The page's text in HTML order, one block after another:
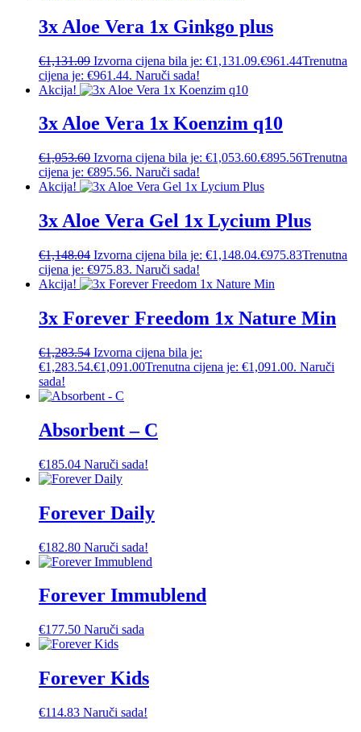
3x Aloe Vera 1x Ginkgo plus
€1,131.09 Izvorna cijena bila je: €1,131.09.€961.44Trenutna
cijena je: €961.44. Naruči sada!
Akcija!
3x Aloe Vera 1x Koenzim q10
€1,053.60 Izvorna cijena bila je: €1,053.60.€895.56Trenutna
cijena je: €895.56. Naruči sada!
Akcija!
3x Aloe Vera Gel 1x Lycium Plus
€1,148.04 Izvorna cijena bila je: €1,148.04.€975.83Trenutna
cijena je: €975.83. Naruči sada!
Akcija!
3x Forever Freedom 1x Nature Min
€1,283.54 Izvorna cijena bila je:
€1,283.54.€1,091.00Trenutna cijena je: €1,091.00. Naruči
sada!
Absorbent – C
€185.04 Naruči sada!
Forever Daily
€182.80 Naruči sada!
Forever Immublend
€177.50 Naruči sada
Forever Kids
€114.83 Naruči sada!